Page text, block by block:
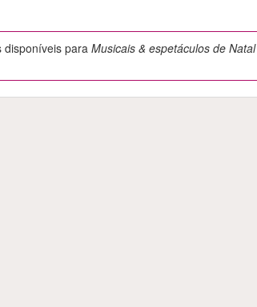
disponíveis paraMusicais & espetáculos de Natal